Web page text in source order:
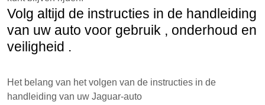
Volg altijd de instructies in de handleiding
van uw auto voor gebruik , onderhoud en
veiligheid .
Het belang van het volgen van de instructies in de
handleiding van uw Jaguar-auto